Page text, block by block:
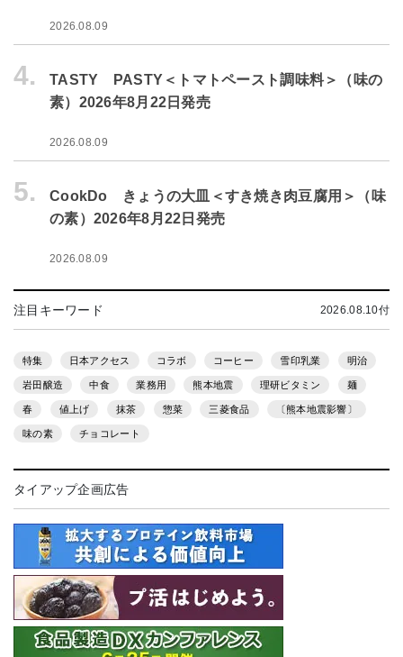
2026.08.09
4.
TASTY PASTY＜トマトペースト調味料＞（味の
素）2026年8月22日発売
2026.08.09
5.
CookDo きょうの大皿＜すき焼き肉豆腐用＞（味
の素）2026年8月22日発売
2026.08.09
注目キーワード 2026.08.10付
特集 日本アクセス コラボ コーヒー 雪印乳業 明治
岩田醸造 中食 業務用 熊本地震 理研ビタミン 麺
春 値上げ 抹茶 惣菜 三菱食品 〔熊本地震影響〕
味の素 チョコレート
タイアップ企画広告